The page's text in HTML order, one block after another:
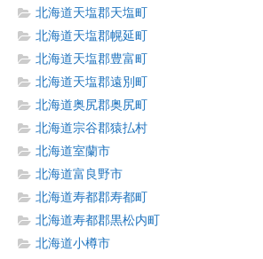
北海道天塩郡天塩町
北海道天塩郡幌延町
北海道天塩郡豊富町
北海道天塩郡遠別町
北海道奥尻郡奥尻町
北海道宗谷郡猿払村
北海道室蘭市
北海道富良野市
北海道寿都郡寿都町
北海道寿都郡黒松内町
北海道小樽市